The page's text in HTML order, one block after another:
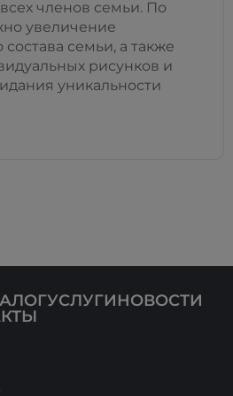
членов семьи. По
увеличение
семьи, а также
рисунков и
уникальности
УСЛУГИНОВОСТИ